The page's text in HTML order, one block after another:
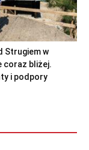
Strugiem w
coraz bliżej.
i podpory